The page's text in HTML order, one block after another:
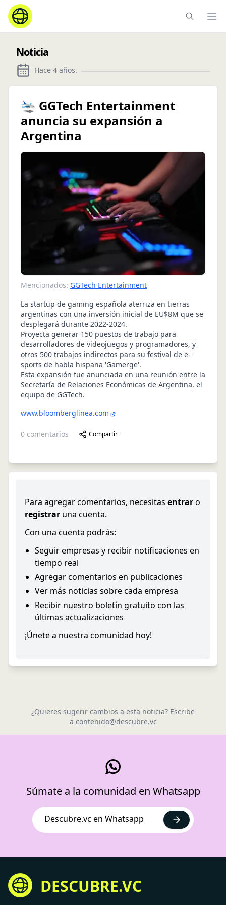
Noticia
Hace 4 años.
🛬 GGTech Entertainment
anuncia su expansión a
Argentina
Mencionados: GGTech Entertainment
La startup de gaming española aterriza en tierras
argentinas con una inversión inicial de EU$8M que se
desplegará durante 2022-2024.
Proyecta generar 150 puestos de trabajo para
desarrolladores de videojuegos y programadores, y
otros 500 trabajos indirectos para su festival de e-
sports de habla hispana 'Gamerge'.
Esta expansión fue anunciada en una reunión entre la
Secretaría de Relaciones Económicas de Argentina, el
equipo de GGTech.
www.bloomberglinea.com
0 comentarios Compartir
Para agregar comentarios, necesitas entraro
registrar una cuenta.
Con una cuenta podrás:
Seguir empresas y recibir notificaciones en
tiempo real
Agregar comentarios en publicaciones
Ver más noticias sobre cada empresa
Recibir nuestro boletín gratuito con las
últimas actualizaciones
¡Únete a nuestra comunidad hoy!
¿Quieres sugerir cambios a esta noticia? Escribe
a contenido@descubre.vc
Súmate a la comunidad en Whatsapp
Descubre.vc en Whatsapp
DESCUBRE.VC